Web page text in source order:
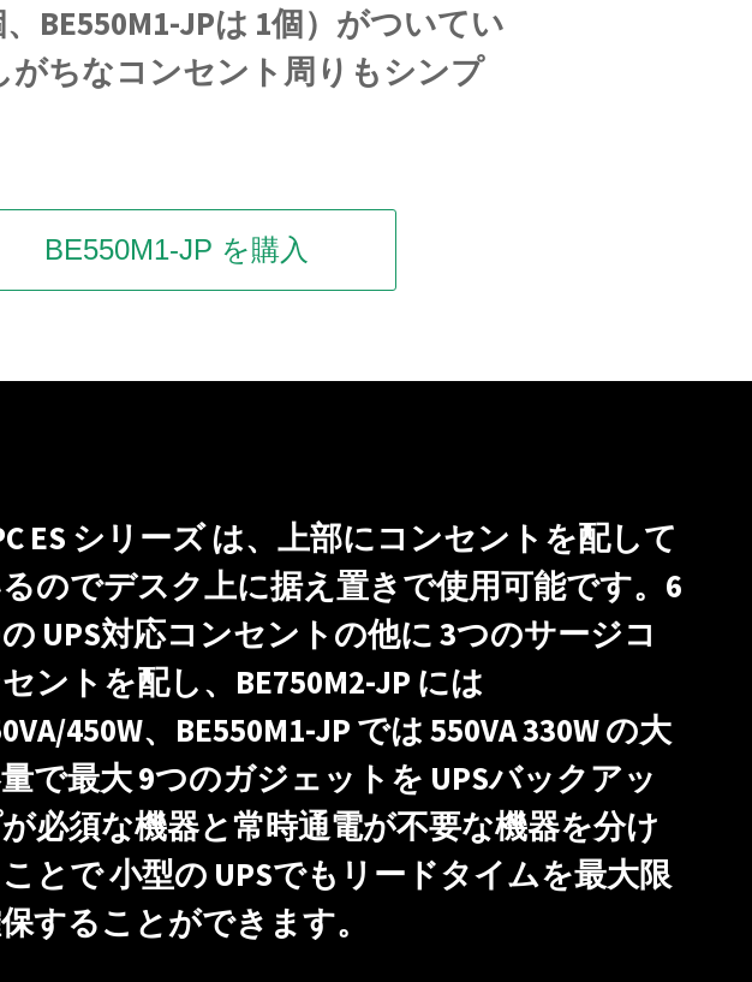
BE550M1-JPは 1個）がついてい
ちなコンセント周りもシンプ
BE550M1-JP を購入
ES シリーズ は、上部にコンセントを配して
のでデスク上に据え置きで使用可能です。6
UPS対応コンセントの他に 3つのサージコ
ントを配し、BE750M2-JP には
450W、BE550M1-JP では 550VA 330W の大
で最大 9つのガジェットを UPSバックアッ
必須な機器と常時通電が不要な機器を分け
とで 小型の UPSでもリードタイムを最大限
することができます。